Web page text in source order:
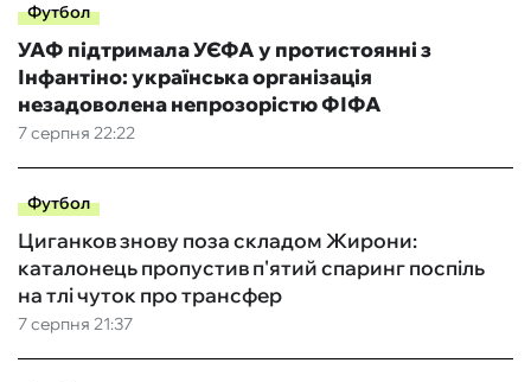
Футбол
7 серпня 22:22
УАФ підтримала УЄФА у протистоянні з
Інфантіно: українська організація
незадоволена непрозорістю ФІФА
Футбол
7 серпня 21:37
Циганков знову поза складом Жирони:
каталонець пропустив п'ятий спаринг поспіль
на тлі чуток про трансфер